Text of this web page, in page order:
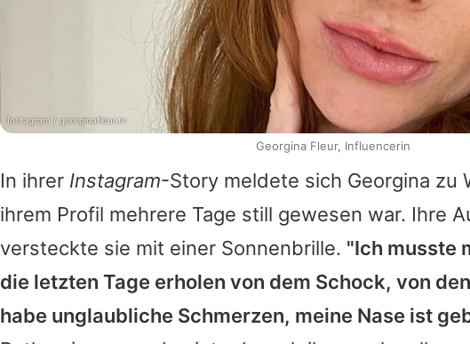
In ihrer Instagram-Story meldete sich Georgina zu
ihrem Profil mehrere Tage still gewesen war. Ihre
versteckte sie mit einer Sonnenbrille. "Ich musste
die letzten Tage erholen von dem Schock, von
habe unglaubliche Schmerzen, meine Nase ist
Instagram / georginafleur.tv
Georgina Fleur, Influencerin